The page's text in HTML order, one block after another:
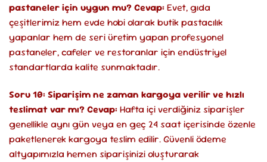
pastaneler için uygun mu?Cevap:Evet, gıda
çeşitlerimiz hem evde hobi olarak butik pastacılık
yapanlar hem de seri üretim yapan profesyonel
pastaneler, cafeler ve restoranlar için endüstriyel
standartlarda kalite sunmaktadır.
Soru 10: Siparişim ne zaman kargoya verilir ve hızlı
teslimat var mı?Cevap:Hafta içi verdiğiniz siparişler
genellikle aynı gün veya en geç 24 saat içerisinde özenle
paketlenerek kargoya teslim edilir. Güvenli ödeme
altyapımızla hemen siparişinizi oluşturarak